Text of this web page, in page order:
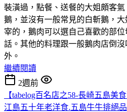
裝潢過，點餐、送餐的大姐頗客
鵝，並沒有一般常見的白斬鵝，
宰的，鵝肉可以選自己喜歡的部
話。其他的料理跟一般鵝肉店倒
外。
繼續閱讀
2週前
【tabelog百名店之58-長崎五島美
江島五十年老洋食.五島牛牛排絕